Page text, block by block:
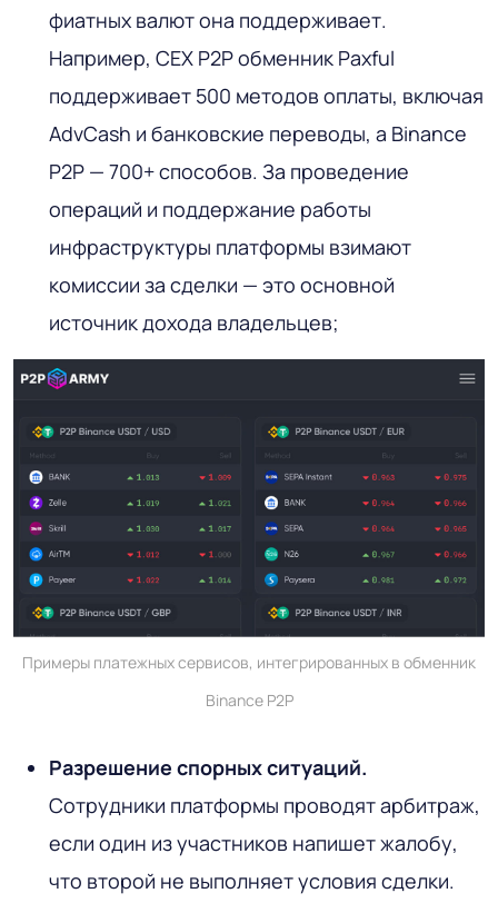
фиатных валют она поддерживает.
Например, CEX P2P обменник Paxful
поддерживает 500 методов оплаты, включая
AdvCash и банковские переводы, а Binance
P2P — 700+ способов. За проведение
операций и поддержание работы
инфраструктуры платформы взимают
комиссии за сделки — это основной
источник дохода владельцев;
Примеры платежных сервисов, интегрированных в обменник
Binance P2P
Разрешение спорных ситуаций.
Сотрудники платформы проводят арбитраж,
если один из участников напишет жалобу,
что второй не выполняет условия сделки.